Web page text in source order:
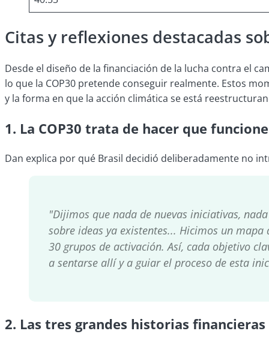
Citas y reflexiones destacadas
Desde el diseño de la financiación de la lucha contra el
lo que la COP30 pretende conseguir realmente. Estos
y la forma en que la acción climática se está
1. La COP30 trata de hacer que
Dan explica por qué Brasil decidió deliberadamente no
"Dijimos que nada de nuevas iniciativas,
sobre ideas ya existentes... Hicimos un
30 grupos de activación. Así, cada objetivo
a sentarse allí y a guiar el proceso de esta
2. Las tres grandes historias financieras